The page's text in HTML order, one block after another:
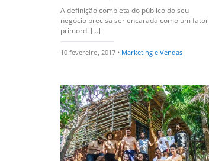
A definição completa do público do seu
negócio precisa ser encarada como um fator
primordi [...]
10 fevereiro, 2017 • Marketing e Vendas